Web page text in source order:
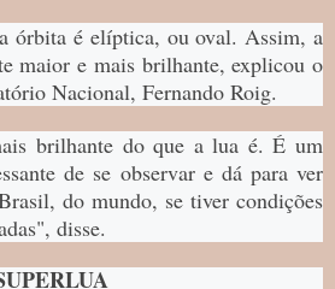
órbita é elíptica, ou oval. Assim, a
maior e mais brilhante, explicou o
Nacional, Fernando Roig.
brilhante do que a lua é. É um
de se observar e dá para ver
do mundo, se tiver condições
disse.